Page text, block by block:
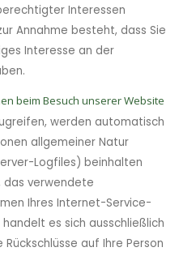
Interessen
Annahme besteht, dass Sie
Interesse an der
beim Besuch unserer Website
werden automatisch
allgemeiner Natur
Logfiles) beinhalten
das verwendete
Ihres Internet-Service-
es sich ausschließlich
auf Ihre Person